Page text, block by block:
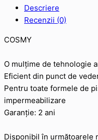
Descriere
Recenzii (0)
COSMY
O mulțime de tehnologie
Eficient din punct de
Pentru toate formele de
impermeabilizare
Garanție: 2 ani
Disponibil în următoarele